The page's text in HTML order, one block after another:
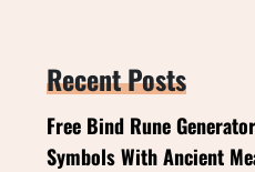
Recent Posts
Free Bind Rune
Symbols With Ancient